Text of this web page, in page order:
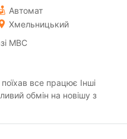
Автомат
Хмельницький
МВС
все працює Інші
обмін на новішу з